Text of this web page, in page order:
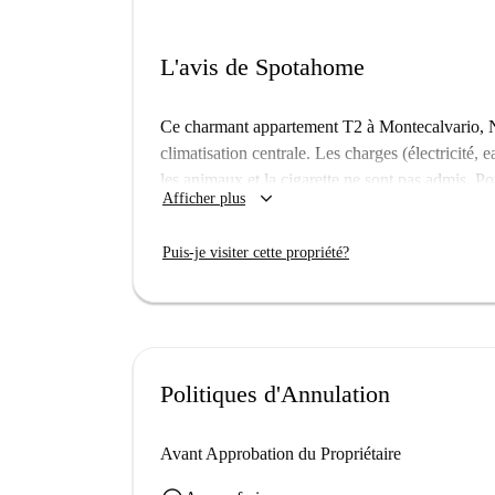
L'avis de Spotahome
Ce charmant appartement T2 à Montecalvario,
climatisation centrale. Les charges (électricité,
les animaux et la cigarette ne sont pas admis.
proximité, vous trouverez le belvédère de
Profitez pleinement de ce quartier dynamique
Afficher plus keyboard_arrow_down
Puis-je visiter cette propriété?
Politiques d'Annulation
Avant Approbation du Propriétaire